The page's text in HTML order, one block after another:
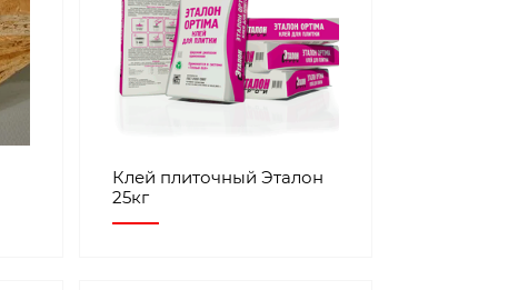
Клей плиточный Эталон
25кг